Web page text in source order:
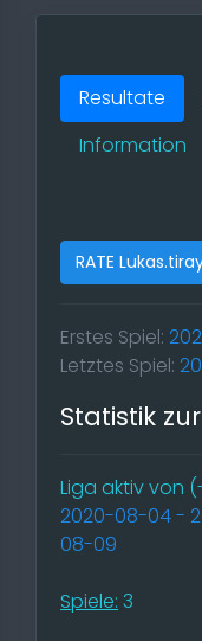
Resultate
Information
RATE
Erstes Spiel:
Letztes Spiel:
Statistik
Liga aktiv von
2020-08-04 -
08-09
Spiele: 3